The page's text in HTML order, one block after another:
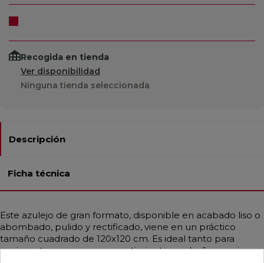
Recogida en tienda
Ver disponibilidad
Ninguna tienda seleccionada
Descripción
Ficha técnica
Este azulejo de gran formato, disponible en acabado liso o
abombado, pulido y rectificado, viene en un práctico
tamaño cuadrado de 120x120 cm. Es ideal tanto para
pavimentos como para revestimientos en baños, cocinas,